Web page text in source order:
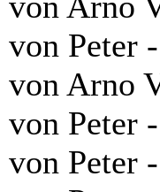
von Peter
von Arno
von Peter
von Peter